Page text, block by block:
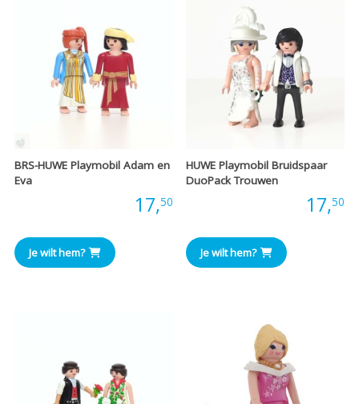
BRS-HUWE Playmobil Adam en
Eva
17,50
Je wilt hem?
HUWE Playmobil Bruidspaar
DuoPack Trouwen
17,50
Je wilt hem?